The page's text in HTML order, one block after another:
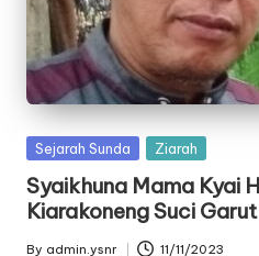
Posted
Sejarah Sunda Ziarah
Syaikhuna Mama Kyai
Kiarakoneng Suci Garut
By admin.ysnr 11/11/2023